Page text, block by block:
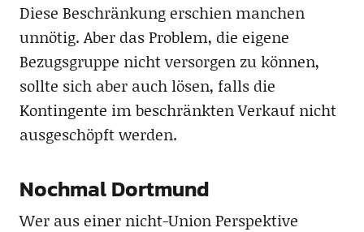
Diese Beschränkung erschien manchen
unnötig. Aber das Problem, die eigene
Bezugsgruppe nicht versorgen zu können,
sollte sich aber auch lösen, falls die
Kontingente im beschränkten Verkauf nicht
ausgeschöpft werden.
Nochmal Dortmund
Wer aus einer nicht-Union Perspektive